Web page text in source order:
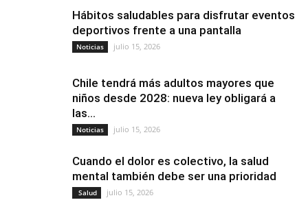
Hábitos saludables para disfrutar eventos
deportivos frente a una pantalla
Noticias julio 15, 2026
Chile tendrá más adultos mayores que
niños desde 2028: nueva ley obligará a
las...
Noticias julio 15, 2026
Cuando el dolor es colectivo, la salud
mental también debe ser una prioridad
Salud julio 15, 2026